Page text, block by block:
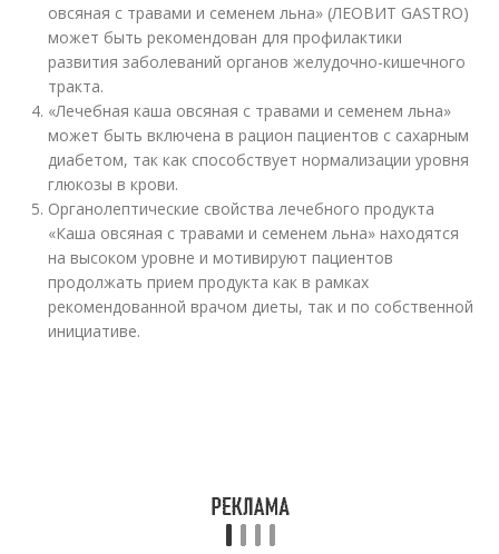
овсяная с травами и семенем льна» (ЛЕОВИТ GASTRO)
может быть рекомендован для профилактики
развития заболеваний органов желудочно-кишечного
тракта.
«Лечебная каша овсяная с травами и семенем льна»
может быть включена в рацион пациентов с сахарным
диабетом, так как способствует нормализации уровня
глюкозы в крови.
Органолептические свойства лечебного продукта
«Каша овсяная с травами и семенем льна» находятся
на высоком уровне и мотивируют пациентов
продолжать прием продукта как в рамках
рекомендованной врачом диеты, так и по собственной
инициативе.